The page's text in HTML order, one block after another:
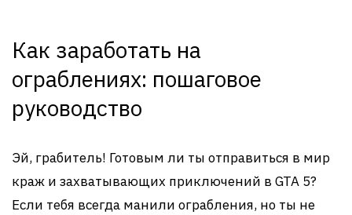
Как заработать на
ограблениях: пошаговое
руководство
Эй, грабитель! Готовым ли ты отправиться в мир
краж и захватывающих приключений в GTA 5?
Если тебя всегда манили ограбления, но ты не